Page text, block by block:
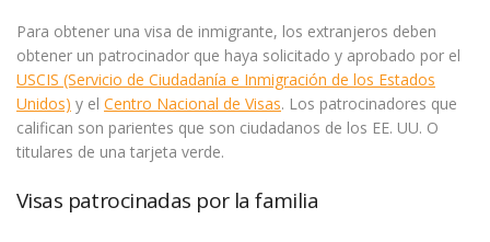
Para obtener una visa de inmigrante, los extranjeros deben
obtener un patrocinador que haya solicitado y aprobado por el
USCIS (Servicio de Ciudadanía e Inmigración de los Estados
Unidos) y el Centro Nacional de Visas. Los patrocinadores que
califican son parientes que son ciudadanos de los EE. UU. O
titulares de una tarjeta verde.
Visas patrocinadas por la familia